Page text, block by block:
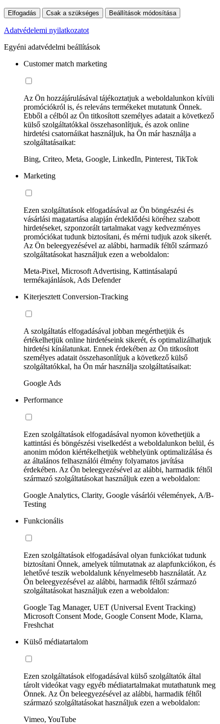
Elfogadás Csak a szükséges Beállítások módosítása
Adatvédelemi nyilatkozatot
Egyéni adatvédelmi beállítások
Customer match marketing
Az Ön hozzájárulásával tájékoztatjuk a weboldalunkon kívüli
promóciókról is, és releváns termékeket mutatunk Önnek.
Ebből a célból az Ön titkosított személyes adatait a következő
külső szolgáltatókkal összehasonlítjuk, és azok online
hirdetési csatornáikat használjuk, ha Ön már használja a
szolgáltatásaikat:
Bing, Criteo, Meta, Google, LinkedIn, Pinterest, TikTok
Marketing
Ezen szolgáltatások elfogadásával az Ön böngészési és
vásárlási magatartása alapján érdeklődési köréhez szabott
hirdetéseket, szponzorált tartalmakat vagy kedvezményes
promóciókat tudunk biztosítani, és mérni tudjuk azok sikerét.
Az Ön beleegyezésével az alábbi, harmadik féltől származó
szolgáltatásokat használjuk ezen a weboldalon:
Meta-Pixel, Microsoft Advertising, Kattintásalapú
termékajánlások, Ads Defender
Kiterjesztett Conversion-Tracking
A szolgáltatás elfogadásával jobban megérthetjük és
értékelhetjük online hirdetéseink sikerét, és optimalizálhatjuk
hirdetési kínálatunkat. Ennek érdekében az Ön titkosított
személyes adatait összehasonlítjuk a következő külső
szolgáltatókkal, ha Ön már használja szolgáltatásaikat:
Google Ads
Performance
Ezen szolgáltatások elfogadásával nyomon követhetjük a
kattintási és böngészési viselkedést a weboldalunkon belül, és
anonim módon kiértékelhetjük webhelyünk optimalizálása és
az általános felhasználói élmény folyamatos javítása
érdekében. Az Ön beleegyezésével az alábbi, harmadik féltől
származó szolgáltatásokat használjuk ezen a weboldalon:
Google Analytics, Clarity, Google vásárlói vélemények, A/B-
Testing
Funkcionális
Ezen szolgáltatások elfogadásával olyan funkciókat tudunk
biztosítani Önnek, amelyek túlmutatnak az alapfunkciókon, és
lehetővé teszik weboldalunk kényelmesebb használatát. Az
Ön beleegyezésével az alábbi, harmadik féltől származó
szolgáltatásokat használjuk ezen a weboldalon:
Google Tag Manager, UET (Universal Event Tracking)
Microsoft Consent Mode, Google Consent Mode, Klarna,
Freshchat
Külső médiatartalom
Ezen szolgáltatások elfogadásával külső szolgáltatók által
tárolt videókat vagy egyéb médiatartalmakat mutathatunk meg
Önnek. Az Ön beleegyezésével az alábbi, harmadik féltől
származó szolgáltatásokat használjuk ezen a weboldalon:
Vimeo, YouTube